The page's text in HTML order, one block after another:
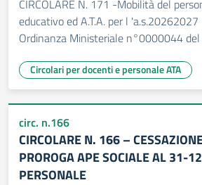
CIRCOLARE N. 171 -Mobilità del
educativo ed A.T.A. per l
Ordinanza Ministeriale n°0000044
Circolari per docenti e personale ATA
circ. n.166
CIRCOLARE N. 166 –
PROROGA APE SOCIALE AL 31-
PERSONALE